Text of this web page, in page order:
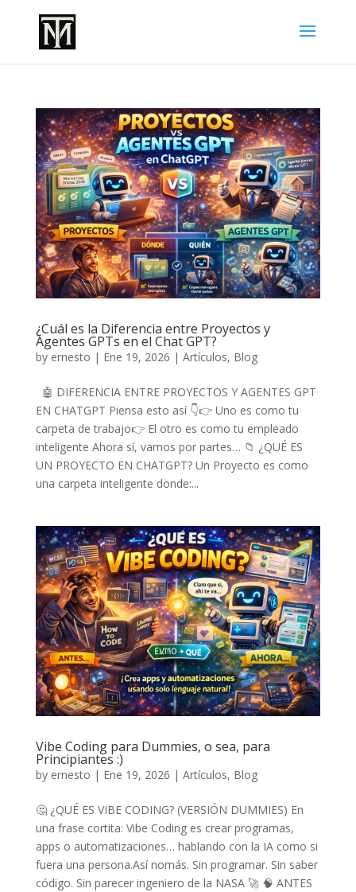
¿Cuál es la Diferencia entre Proyectos y
Agentes GPTs en el Chat GPT?
by ernesto | Ene 19, 2026 | Artículos, Blog
🤖 DIFERENCIA ENTRE PROYECTOS Y AGENTES GPT
EN CHATGPT Piensa esto así 👇👉 Uno es como tu
carpeta de trabajo👉 El otro es como tu empleado
inteligente Ahora sí, vamos por partes… 📁 ¿QUÉ ES
UN PROYECTO EN CHATGPT? Un Proyecto es como
una carpeta inteligente donde:...
Vibe Coding para Dummies, o sea, para
Principiantes :)
by ernesto | Ene 19, 2026 | Artículos, Blog
🤔 ¿QUÉ ES VIBE CODING? (VERSIÓN DUMMIES) En
una frase cortita: Vibe Coding es crear programas,
apps o automatizaciones… hablando con la IA como si
fuera una persona.Así nomás. Sin programar. Sin saber
código. Sin parecer ingeniero de la NASA 🚀 🧠 ANTES